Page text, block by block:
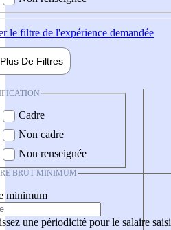
le filtre de l'expérience demandée
Plus De Filtres
Cadre
Non cadre
Non renseignée
BRUT MINIMUM
minimum
une périodicité pour le salaire saisi